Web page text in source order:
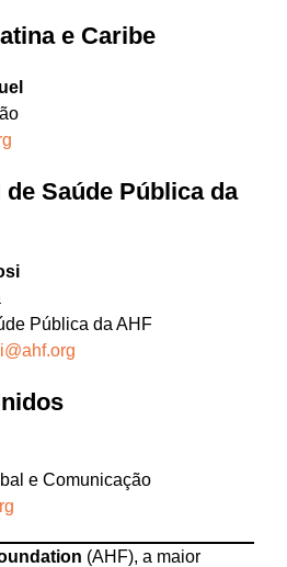
e Caribe
Saúde Pública da
Pública da AHF
e Comunicação
(AHF), a maior